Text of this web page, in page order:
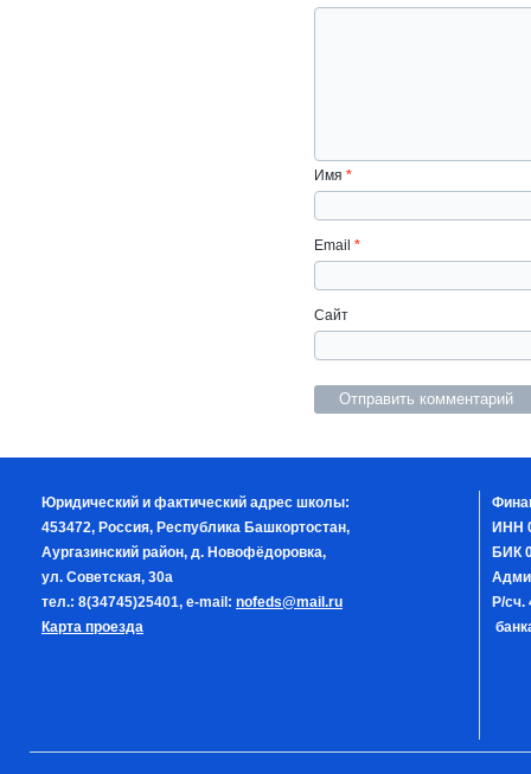
Имя *
Email *
Сайт
Юридический и фактический адрес школы:
453472, Россия, Республика Башкортостан,
Аургазинский район, д. Новофёдоровка,
ул. Советская, 30а
тел.: 8(34745)25401, e-mail: nofeds@mail.ru
Карта проезда
ИНН
БИК
Р/сч.